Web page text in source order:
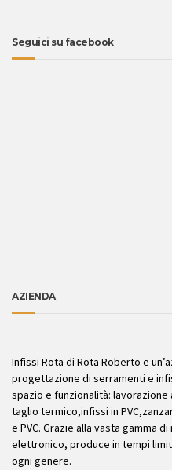
Seguici su facebook
AZIENDA
Infissi Rota di Rota Roberto e
progettazione di serramenti e
spazio e funzionalità: lavorazione
taglio termico,infissi in
e PVC. Grazie alla vasta gamma
elettronico, produce in tempi
ogni genere.